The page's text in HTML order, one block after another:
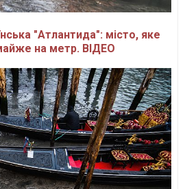
"Атлантида": місто, яке
на метр. ВІДЕО